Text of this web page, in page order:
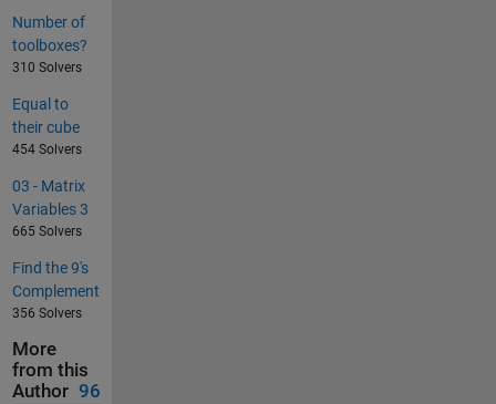
Number of
toolboxes?
310 Solvers
Equal to
their cube
454 Solvers
03 - Matrix
Variables 3
665 Solvers
Find the 9's
Complement
356 Solvers
More
from this
Author 96